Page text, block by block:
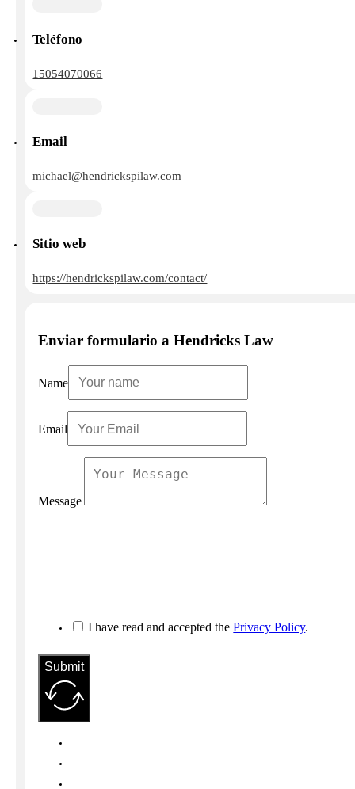
Teléfono
15054070066
Email
michael@hendrickspilaw.com
Sitio web
https://hendrickspilaw.com/contact/
Enviar formulario a Hendricks Law
Name
Email
Message
I have read and accepted thePrivacy Policy.
Submit